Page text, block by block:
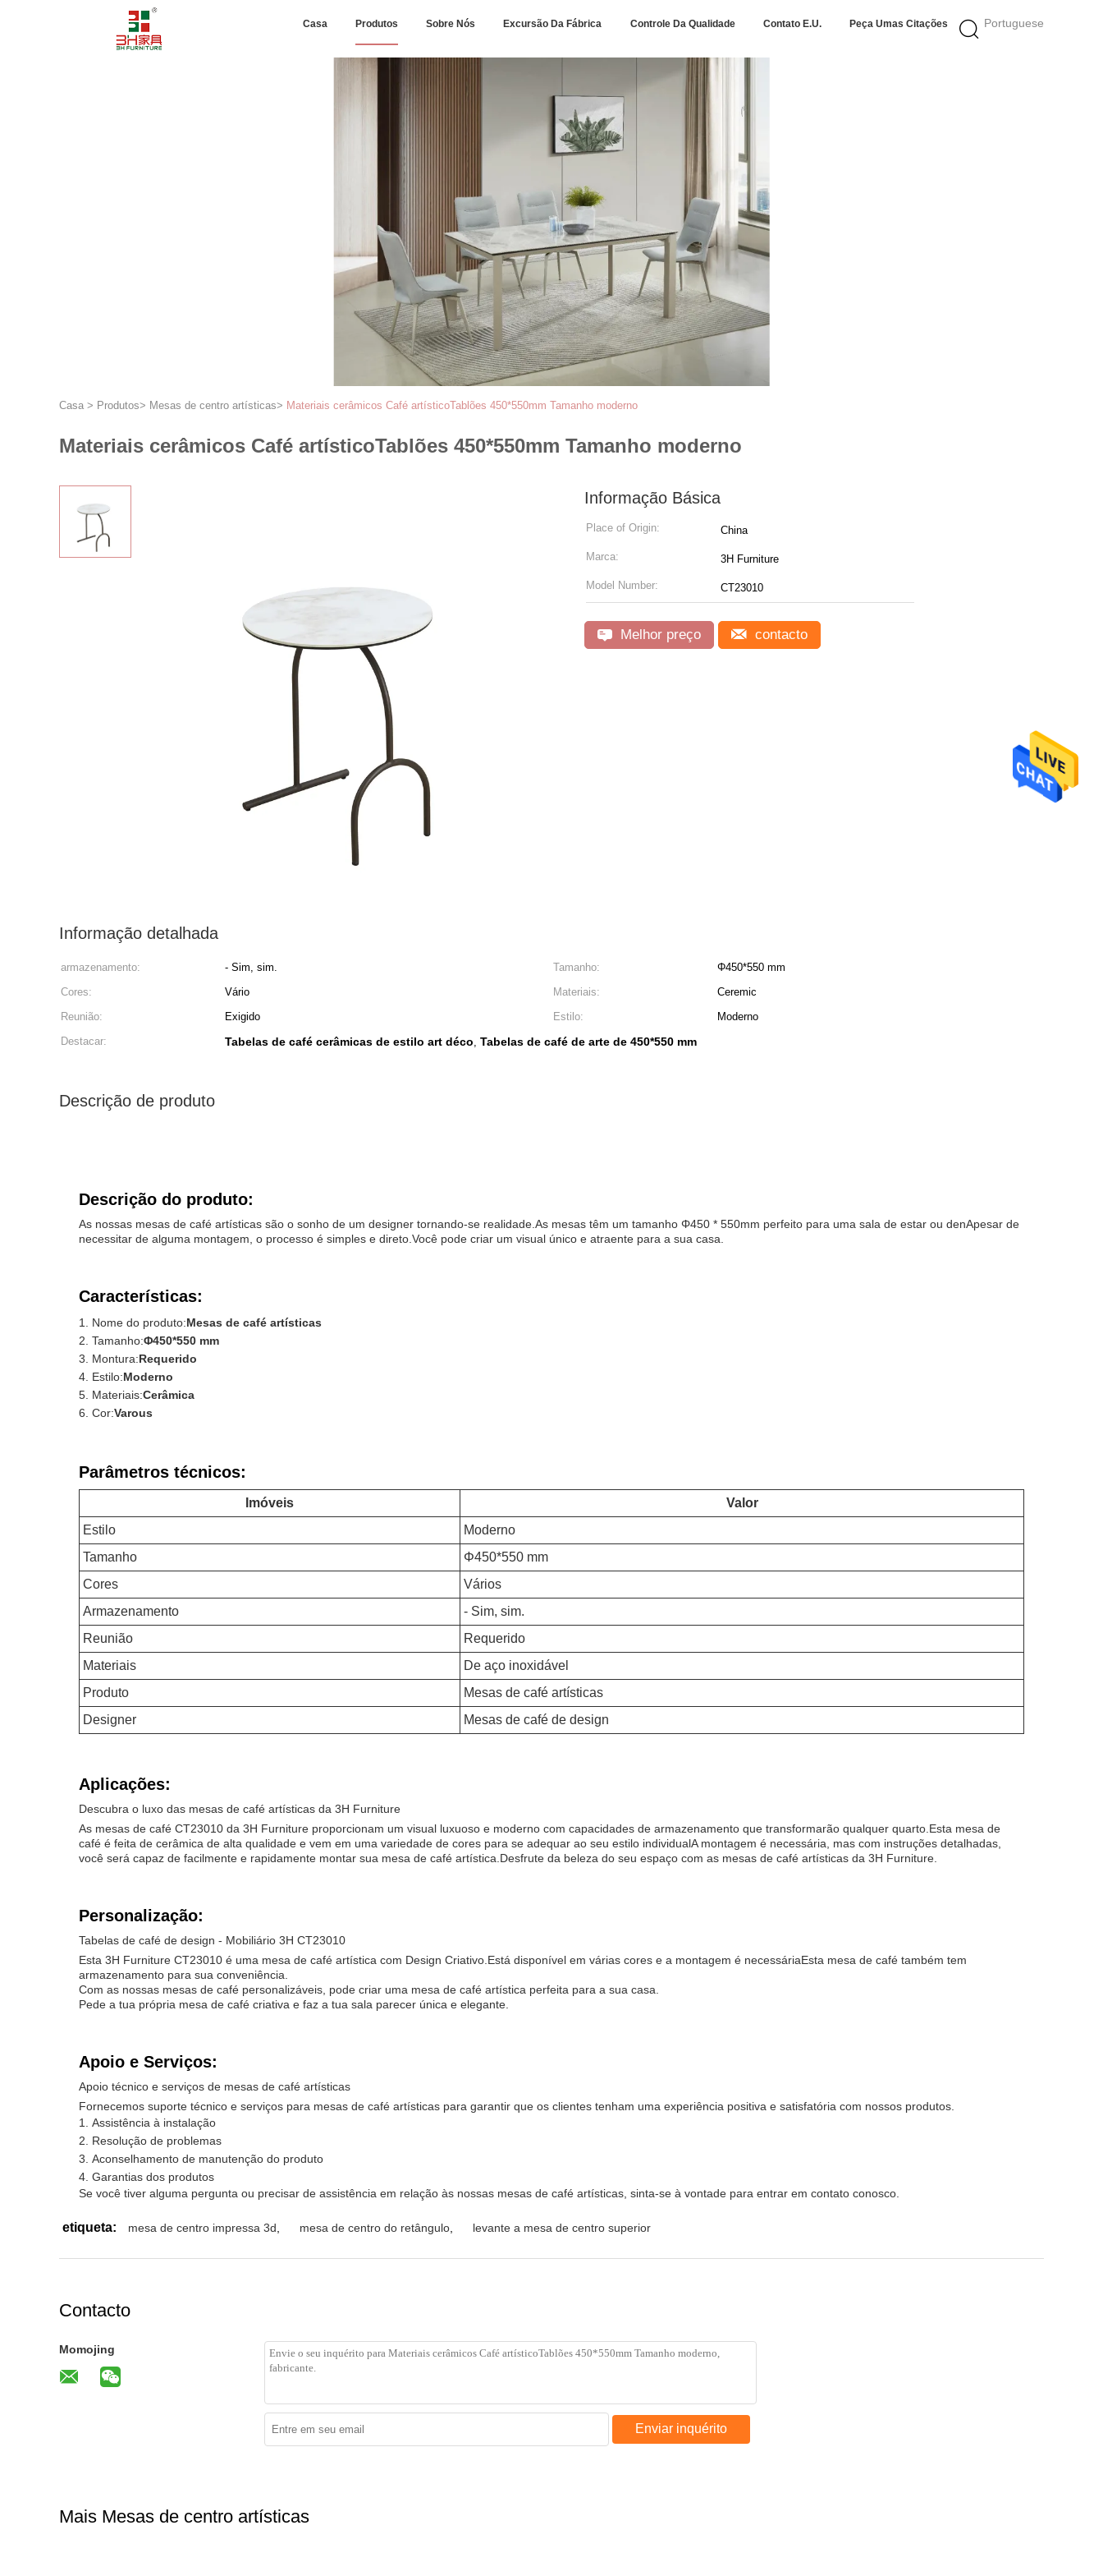
Portuguese
Casa Produtos Sobre Nós Excursão Da Fábrica Controle Da Qualidade Contato E.U. Peça Umas Citações
Casa > Produtos> Mesas de centro artísticas> Materiais cerâmicos Café artísticoTablões 450*550mm Tamanho moderno
Materiais cerâmicos Café artísticoTablões 450*550mm Tamanho moderno
Informação Básica
Place of Origin: China
Marca: 3H Furniture
Model Number: CT23010
Melhor preço contacto
Informação detalhada
armazenamento: - Sim, sim. Tamanho:
Φ450*550 mm
Cores:
Vário Materiais:
Ceremic
Reunião:
Exigido Estilo:
Moderno
Destacar:
Tabelas de café cerâmicas de estilo art déco, Tabelas de café de arte de 450*550 mm
Descrição de produto
Descrição do produto:
As nossas mesas de café artísticas são o sonho de um designer tornando-se realidade.As mesas têm um tamanho Φ450 * 550mm perfeito para uma sala de estar ou denApesar de
necessitar de alguma montagem, o processo é simples e direto.Você pode criar um visual único e atraente para a sua casa.
Características:
Nome do produto:Mesas de café artísticas
Tamanho:Φ450*550 mm
Montura:Requerido
Estilo:Moderno
Materiais:Cerâmica
Cor:Varous
Parâmetros técnicos:
Imóveis
Valor
Estilo
Moderno
Tamanho
Φ450*550 mm
Cores
Vários
Armazenamento
- Sim, sim.
Reunião
Requerido
Materiais
De aço inoxidável
Produto
Mesas de café artísticas
Designer
Mesas de café de design
Aplicações:
Descubra o luxo das mesas de café artísticas da 3H Furniture
As mesas de café CT23010 da 3H Furniture proporcionam um visual luxuoso e moderno com capacidades de armazenamento que transformarão qualquer quarto.Esta mesa de
café é feita de cerâmica de alta qualidade e vem em uma variedade de cores para se adequar ao seu estilo individualA montagem é necessária, mas com instruções detalhadas,
você será capaz de facilmente e rapidamente montar sua mesa de café artística.Desfrute da beleza do seu espaço com as mesas de café artísticas da 3H Furniture.
Personalização:
Tabelas de café de design - Mobiliário 3H CT23010
Esta 3H Furniture CT23010 é uma mesa de café artística com Design Criativo.Está disponível em várias cores e a montagem é necessáriaEsta mesa de café também tem
armazenamento para sua conveniência.
Com as nossas mesas de café personalizáveis, pode criar uma mesa de café artística perfeita para a sua casa.
Pede a tua própria mesa de café criativa e faz a tua sala parecer única e elegante.
Apoio e Serviços:
Apoio técnico e serviços de mesas de café artísticas
Fornecemos suporte técnico e serviços para mesas de café artísticas para garantir que os clientes tenham uma experiência positiva e satisfatória com nossos produtos.
Assistência à instalação
Resolução de problemas
Aconselhamento de manutenção do produto
Garantias dos produtos
Se você tiver alguma pergunta ou precisar de assistência em relação às nossas mesas de café artísticas, sinta-se à vontade para entrar em contato conosco.
etiqueta: mesa de centro impressa 3d mesa de centro do retângulo levante a mesa de centro superior
Contacto
Momojing
Enviar inquérito
Mais Mesas de centro artísticas